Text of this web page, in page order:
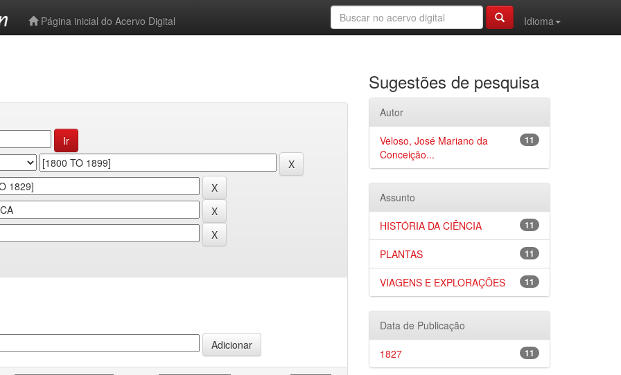
Página inicial do Acervo Digital
Idioma
Sugestões de pesquisa
Autor
11
Veloso, José Mariano da
Conceição...
Assunto
11
HISTÓRIA DA CIÊNCIA
11
PLANTAS
11
VIAGENS E EXPLORAÇÕES
Data de Publicação
11
1827